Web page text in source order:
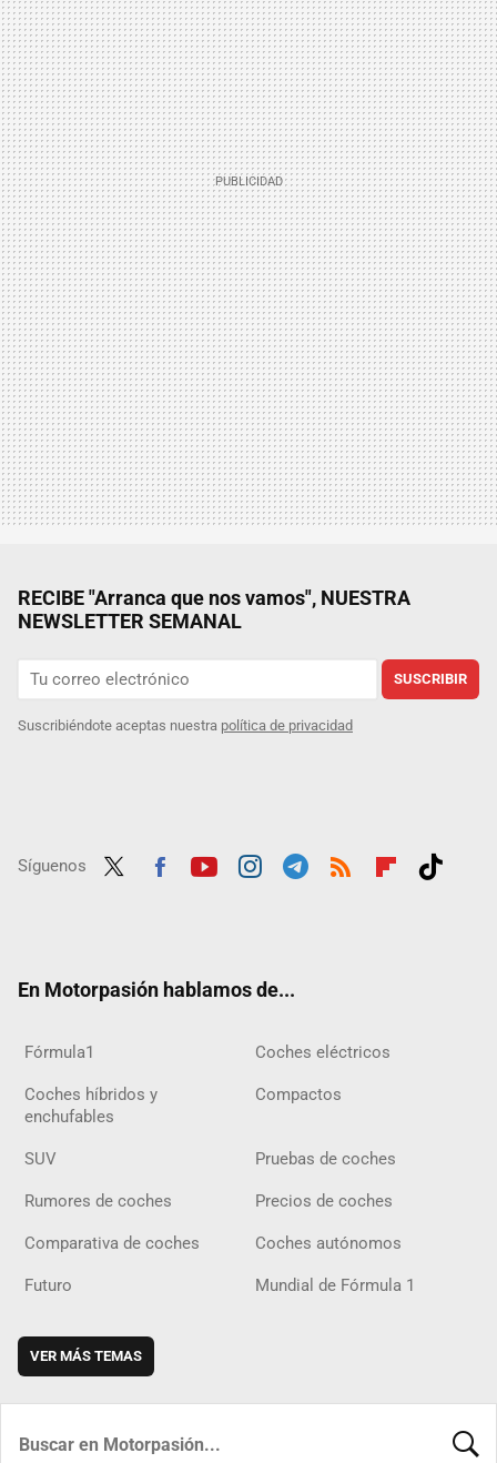
RECIBE "Arranca que nos vamos", NUESTRA
NEWSLETTER SEMANAL
SUSCRIBIR
Suscribiéndote aceptas nuestra política de privacidad
Síguenos
En Motorpasión hablamos de...
Fórmula1 Coches eléctricos
Coches híbridos y
enchufables
Compactos
SUV Pruebas de coches
Rumores de coches Precios de coches
Comparativa de coches Coches autónomos
Futuro Mundial de Fórmula 1
VER MÁS TEMAS